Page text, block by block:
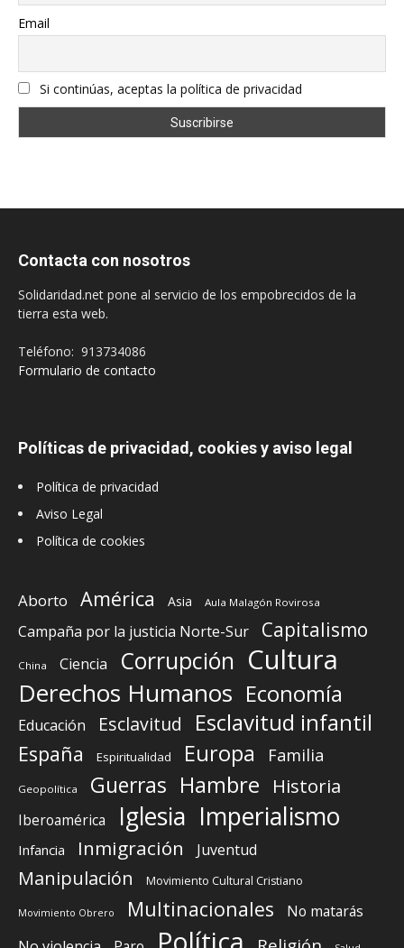
Email
Si continúas, aceptas la política de privacidad
Contacta con nosotros
Solidaridad.net pone al servicio de los empobrecidos de la
tierra esta web.
Teléfono: 913734086
Formulario de contacto
Políticas de privacidad, cookies y aviso legal
Política de privacidad
Aviso Legal
Política de cookies
Aborto América Asia Aula Malagón Rovirosa
Campaña por la justicia Norte-Sur Capitalismo
China Ciencia Corrupción Cultura
Derechos Humanos Economía
Educación Esclavitud Esclavitud infantil
España Espiritualidad Europa Familia
Geopolítica Guerras Hambre Historia
Iberoamérica Iglesia Imperialismo
Infancia Inmigración Juventud
Manipulación Movimiento Cultural Cristiano
Movimiento Obrero Multinacionales
No matarás